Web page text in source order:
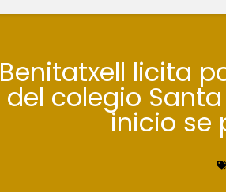
Benitatxell licita
del colegio
inicio se